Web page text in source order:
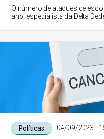
O número de ataques de
ano; especialista da Delta
Políticas 04/09/2023 -